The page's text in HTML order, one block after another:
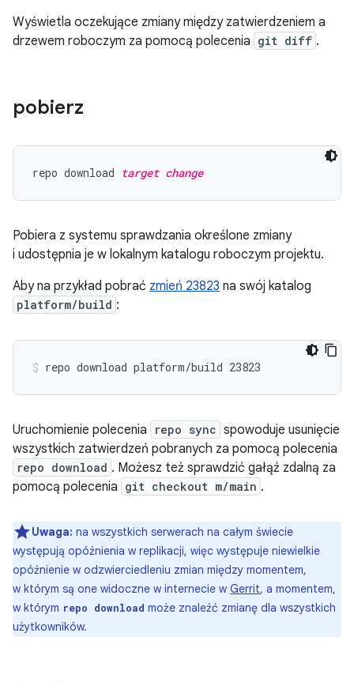
Wyświetla oczekujące zmiany między zatwierdzeniem a
drzewem roboczym za pomocą polecenia git diff .
pobierz
repo download target change
Pobiera z systemu sprawdzania określone zmiany
i udostępnia je w lokalnym katalogu roboczym projektu.
Aby na przykład pobrać zmień 23823 na swój katalog
platform/build :
Uruchomienie polecenia repo sync spowoduje usunięcie
wszystkich zatwierdzeń pobranych za pomocą polecenia
repo download . Możesz też sprawdzić gałąź zdalną za
pomocą polecenia git checkout m/main .
Uwaga: na wszystkich serwerach na całym świecie
występują opóźnienia w replikacji, więc występuje niewielkie
opóźnienie w odzwierciedleniu zmian między momentem,
w którym są one widoczne w internecie w Gerrit, a momentem,
w którym repo download może znaleźć zmianę dla wszystkich
użytkowników.